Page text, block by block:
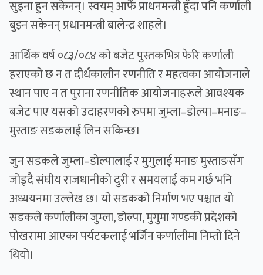
सुइना हुन सकेनन्। स्वयम् आफैं प्राधनमन्त्री हुँदा पनि कर्णाली
बुझ्न सकेनन् प्रधानमन्त्री बालेन्द्र शाहले।
आर्थिक वर्ष ०८३/०८४ को बजेट पुस्तकभित्र फेरि कर्णाली
हराएको छ न त दीर्धकालीन रणनीति र महत्वका आयोजनाले
स्थान पाए न त पुराना रणनीतिक आयोजनाहरूले आवश्यक
बजेट पाए यसको उदाहरणको रुपमा जुम्ला–डोल्पा–मनाङ–
मुस्ताङ सडकलाई लिन सकिन्छ।
जुन सडकले जुम्ला–डोल्पालाई र मुगुलाई मनाङ मुस्ताङसँग
जोड्दै संघीय राजधानीको दुरी र समयलाई कम गर्छ भनि
अध्ययनमा उल्लेख छ। यो सडकको निर्माण भए पश्चात यो
सडकले कर्णालीका जुम्ला, डोल्पा, मुगुमा गण्डकी प्रदेशको
पोखरामा आएका पर्यटकलाई भर्जिन कर्णालीमा निम्तो दिने
थियो।